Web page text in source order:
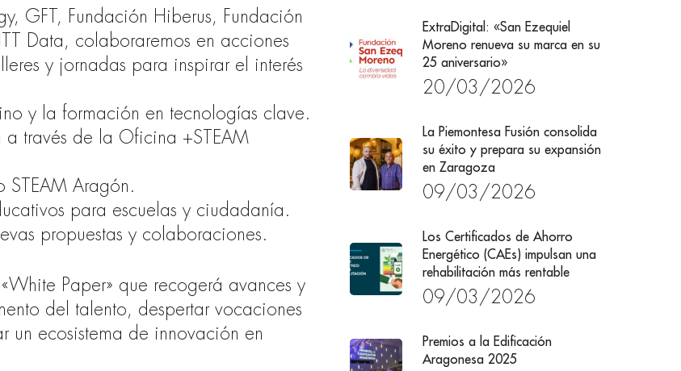
GFT, Fundación Hiberus, Fundación
Data, colaboraremos en acciones
y jornadas para inspirar el interés
y la formación en tecnologías clave.
través de la Oficina +STEAM
Aragón.
para escuelas y ciudadanía.
propuestas y colaboraciones.
Paper» que recogerá avances y
del talento, despertar vocaciones
un ecosistema de innovación en
ExtraDigital: «San Ezequiel
Moreno renueva su marca en su
25 aniversario»
20/03/2026
La Piemontesa Fusión consolida
su éxito y prepara su expansión
en Zaragoza
09/03/2026
Los Certificados de Ahorro
Energético (CAEs) impulsan una
rehabilitación más rentable
09/03/2026
Premios a la Edificación
Aragonesa 2025